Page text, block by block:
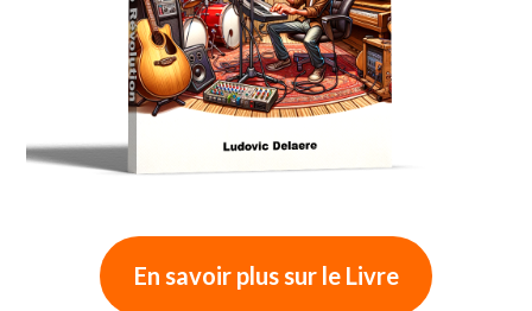
En savoir plus sur le Livre